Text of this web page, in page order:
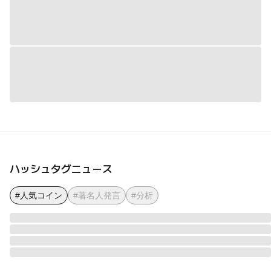
ハッシュタグニュース
#人気コイン #著名人発言 #分析